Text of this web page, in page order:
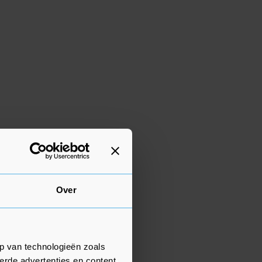
Over
van technologieën zoals